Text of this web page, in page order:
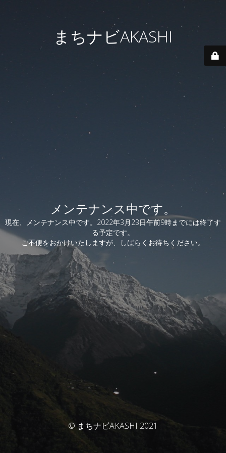
まちナビAKASHI
メンテナンス中です。
現在、メンテナンス中です。2022年3月23日午前9時までには終了す
る予定です。
ご不便をおかけいたしますが、しばらくお待ちください。
© まちナビAKASHI 2021